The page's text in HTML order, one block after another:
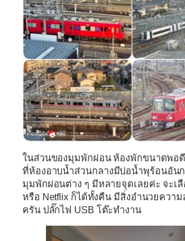
ในส่วนของมุมพักผ่อน ห้องพักขนาดพอดี
ที่ห้องอาบน้ำส่วนกลางมีบ่อน้ำพุร้อนอันก
มุมพักผ่อนต่าง ๆ มีหลายจุดเลยค่ะ จะเลื
หรือ Netflix ก็ได้ทั้งคืน มีสิ่งอำนวยควา
ครัน ปลั๊กไฟ USB โต๊ะทำงาน